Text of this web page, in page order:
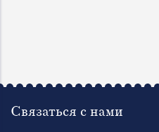
Связаться с нами